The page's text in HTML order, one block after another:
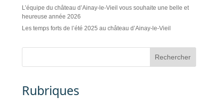
L’équipe du château d’Ainay-le-Vieil vous souhaite une belle et
heureuse année 2026
Les temps forts de l’été 2025 au château d’Ainay-le-Vieil
Rubriques